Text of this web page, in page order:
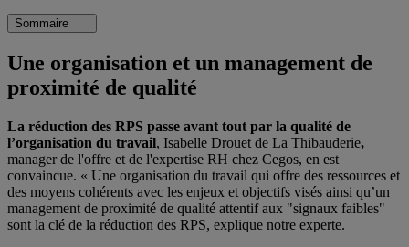
Sommaire
Une organisation et un management de
proximité de qualité
La réduction des RPS passe avant tout par la qualité de
l’organisation du travail, Isabelle Drouet de La Thibauderie,
manager de l'offre et de l'expertise RH chez Cegos, en est
convaincue. « Une organisation du travail qui offre des ressources et
des moyens cohérents avec les enjeux et objectifs visés ainsi qu’un
management de proximité de qualité attentif aux "signaux faibles"
sont la clé de la réduction des RPS, explique notre experte.